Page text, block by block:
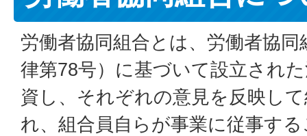
労働者協同組合とは、労働者協同
律第78号）に基づいて設立され
資し、それぞれの意見を反映し
れ、組合員自らが事業に従事す